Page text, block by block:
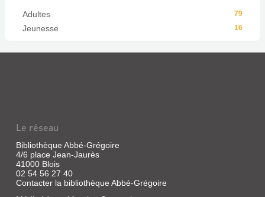
79
Adultes
16
Jeunesse
Le réseau
Bibliothèque Abbé-Grégoire
4/6 place Jean-Jaurès
41000 Blois
02 54 56 27 40
Contacter la bibliothèque Abbé-Grégoire